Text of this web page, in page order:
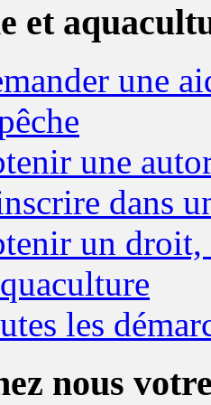
et
une
une
dans
un droit,
les
nous